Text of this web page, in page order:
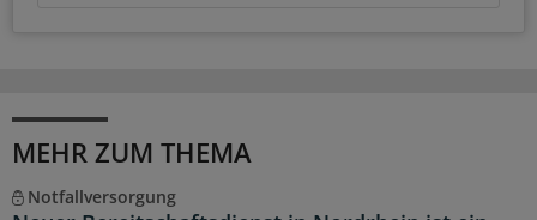
MEHR ZUM THEMA
Notfallversorgung